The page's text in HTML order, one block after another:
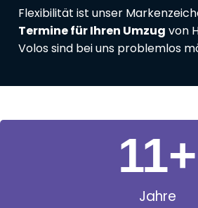
Flexibilität ist unser
Termine für Ihren Umzug von
Volos sind bei uns problemlos
Jahre
11+